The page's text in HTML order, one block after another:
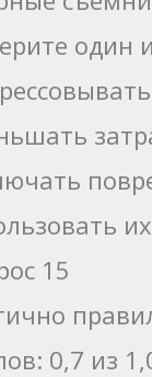
один
15
0,7 из